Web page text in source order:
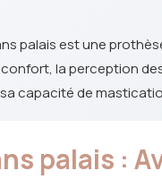
palais est une
confort, la perception
capacité de
palais :